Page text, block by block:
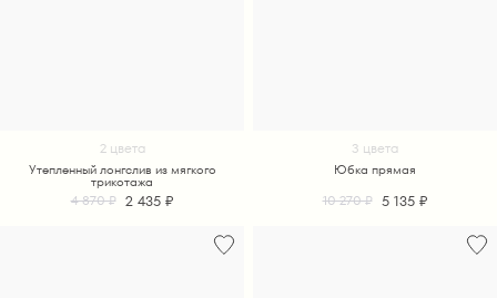
2 цвета
Утепленный лонгслив из мягкого
трикотажа
4 870 ₽ 2 435 ₽
3 цвета
Юбка прямая
10 270 ₽ 5 135 ₽